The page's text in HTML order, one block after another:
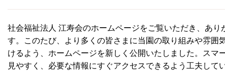
社会福祉法人 江寿会のホームページをご覧いただき、あり
す。このたび、より多くの皆さまに当園の取り組みや雰囲
けるよう、ホームページを新しく公開いたしました。スマ
見やすく、必要な情報にすぐアクセスできるよう工夫して